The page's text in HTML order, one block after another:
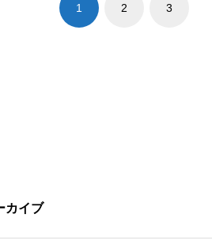
1 2 3
カイブ